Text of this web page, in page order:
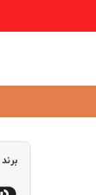
برند